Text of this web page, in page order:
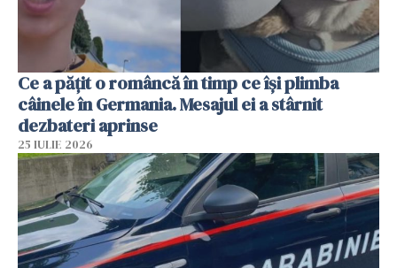
Ce a pățit o româncă în timp ce își plimba
câinele în Germania. Mesajul ei a stârnit
dezbateri aprinse
25 IULIE 2026